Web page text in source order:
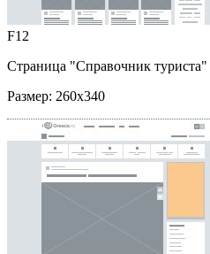
F12
Страница "Справочник туриста"
Размер: 260x340